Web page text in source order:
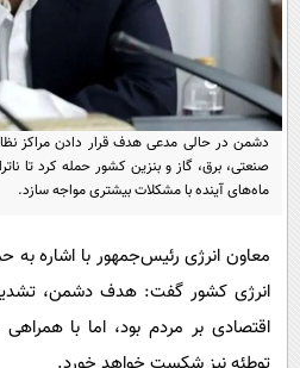
اخبار کریپتو
سرگرمی
باشگاه مغز
مجله تصویری
فیلم
اقتصاد
ورزش
سیاست
سرگرمی
حوادث
عصر ایران 2
خواندنی ها و
داستان کوتاه
پیامک
دانلود
آموزش
دشمن در حالی مدعی هدف قرار دادن مراکز
صنعتی، برق، گاز و بنزین کشور حمله کرد تا
ماه‌های آینده با مشکلات بیشتری مواجه سازد.
معاون انرژی رئیس‌جمهور با اشاره
انرژی کشور گفت: هدف دشمن، تشدید
اقتصادی بر مردم بود، اما با